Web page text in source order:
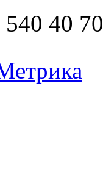
540 40 70